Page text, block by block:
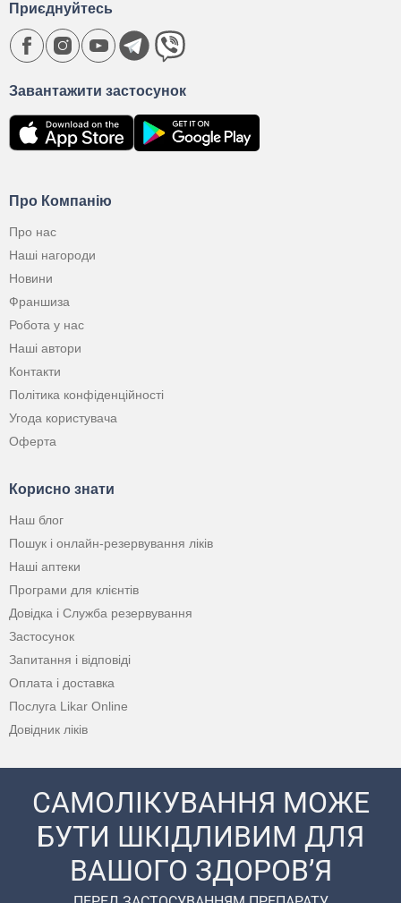
Про Компанію
Про нас
Наші нагороди
Новини
Франшиза
Робота у нас
Наші автори
Контакти
Політика конфіденційності
Угода користувача
Оферта
Корисно знати
Наш блог
Пошук і онлайн-резервування ліків
Наші аптеки
Програми для клієнтів
Довідка і Служба резервування
Застосунок
Запитання і відповіді
Оплата і доставка
Послуга Likar Online
Довідник ліків
Завантажити застосунок
Приєднуйтесь
САМОЛІКУВАННЯ МОЖЕ
БУТИ ШКІДЛИВИМ ДЛЯ
ВАШОГО ЗДОРОВ’Я